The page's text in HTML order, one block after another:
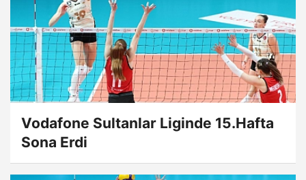
Vodafone Sultanlar Liginde 15.Hafta
Sona Erdi